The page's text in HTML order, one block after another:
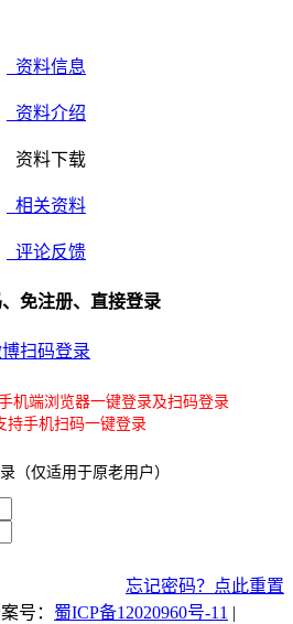
资料信息
资料介绍
资料下载
相关资料
评论反馈
免注册、直接登录
扫码登录
机端浏览器一键登录及扫码登录
持手机扫码一键登录
（仅适用于原老用户）
忘记密码？点此重置
号： 蜀ICP备12020960号-11 |